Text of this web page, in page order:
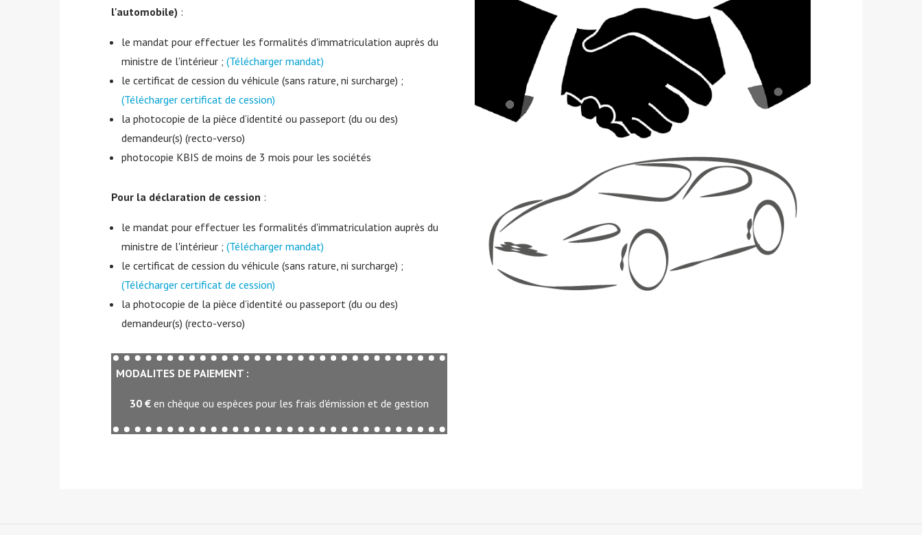
l'automobile) :
le mandat pour effectuer les formalités d'immatriculation auprès du
ministre de l'intérieur ; (Télécharger mandat)
le certificat de cession du véhicule (sans rature, ni surcharge) ;
(Télécharger certificat de cession)
la photocopie de la pièce d’identité ou passeport (du ou des)
demandeur(s) (recto-verso)
photocopie KBIS de moins de 3 mois pour les sociétés
Pour la déclaration de cession :
le mandat pour effectuer les formalités d'immatriculation auprès du
ministre de l'intérieur ; (Télécharger mandat)
le certificat de cession du véhicule (sans rature, ni surcharge) ;
(Télécharger certificat de cession)
la photocopie de la pièce d’identité ou passeport (du ou des)
demandeur(s) (recto-verso)
MODALITES DE PAIEMENT :
30 € en chèque ou espèces pour les frais d'émission et de gestion